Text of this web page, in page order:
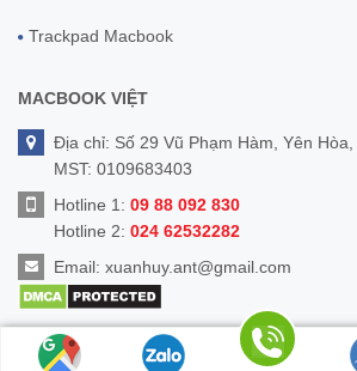
Trackpad Macbook
MACBOOK VIỆT
Địa chỉ: Số 29 Vũ Phạm Hàm, Yên
MST: 0109683403
Hotline 1: 09 88 092 830
Hotline 2: 024 62532282
Email: xuanhuy.ant@gmail.com
© Bản quyền thuộc về